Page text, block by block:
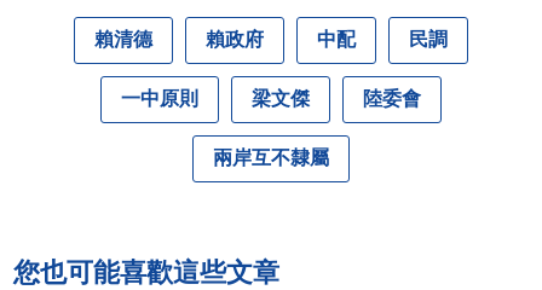
賴清德 賴政府 中配 民調
一中原則 梁文傑 陸委會
兩岸互不隸屬
您也可能喜歡這些文章